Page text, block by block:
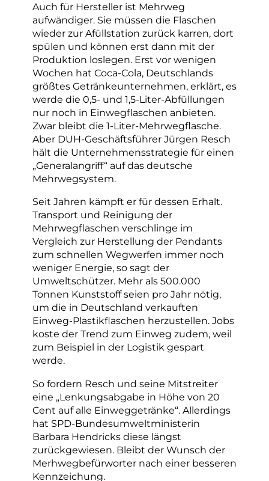
Auch für Hersteller ist Mehrweg
aufwändiger. Sie müssen die Flaschen
wieder zur Afüllstation zurück karren, dort
spülen und können erst dann mit der
Produktion loslegen. Erst vor wenigen
Wochen hat Coca-Cola, Deutschlands
größtes Getränkeunternehmen, erklärt, es
werde die 0,5- und 1,5-Liter-Abfüllungen
nur noch in Einwegflaschen anbieten.
Zwar bleibt die 1-Liter-Mehrwegflasche.
Aber DUH-Geschäftsführer Jürgen Resch
hält die Unternehmensstrategie für einen
„Generalangriff“ auf das deutsche
Mehrwegsystem.
Seit Jahren kämpft er für dessen Erhalt.
Transport und Reinigung der
Mehrwegflaschen verschlinge im
Vergleich zur Herstellung der Pendants
zum schnellen Wegwerfen immer noch
weniger Energie, so sagt der
Umweltschützer. Mehr als 500.000
Tonnen Kunststoff seien pro Jahr nötig,
um die in Deutschland verkauften
Einweg-Plastikflaschen herzustellen. Jobs
koste der Trend zum Einweg zudem, weil
zum Beispiel in der Logistik gespart
werde.
So fordern Resch und seine Mitstreiter
eine „Lenkungsabgabe in Höhe von 20
Cent auf alle Einweggetränke“. Allerdings
hat SPD-Bundesumweltministerin
Barbara Hendricks diese längst
zurückgewiesen. Bleibt der Wunsch der
Merhwegbefürworter nach einer besseren
Kennzeichung.